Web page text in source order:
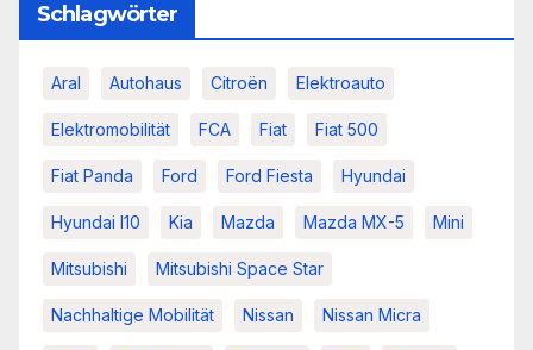
Schlagwörter
Aral Autohaus Citroën Elektroauto
Elektromobilität FCA Fiat Fiat 500
Fiat Panda Ford Ford Fiesta Hyundai
Hyundai I10 Kia Mazda Mazda MX-5 Mini
Mitsubishi Mitsubishi Space Star
Nachhaltige Mobilität Nissan Nissan Micra